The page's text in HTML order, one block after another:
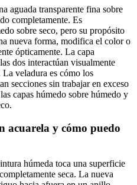
aguada transparente fina sobre
completamente. Es
sobre seco, pero su propósito
nueva forma, modifica el color o
ópticamente. La capa
dos interactúan visualmente
veladura es cómo los
secciones sin trabajar en exceso
capas húmedo sobre húmedo y
acuarela y cómo puedo
húmeda toca una superficie
seca. La nueva